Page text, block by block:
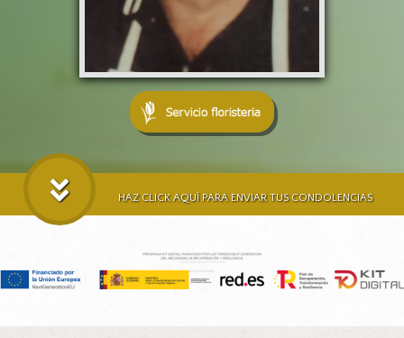
HAZ CLICK AQUÍ PARA ENVIAR TUS CONDOLENCIAS